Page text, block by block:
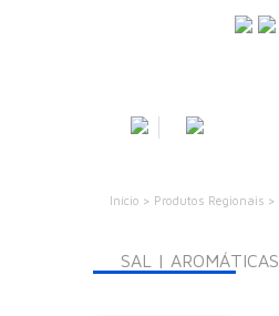
Início > Produtos Regionais >
SAL | AROMÁTICAS